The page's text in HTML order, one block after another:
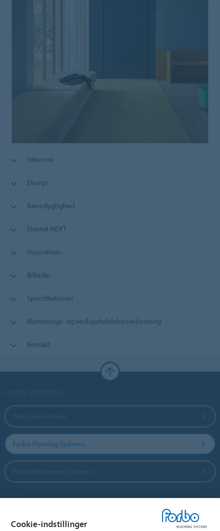
Ydeevne
Design
Bæredygtighed
Eternal NEXT
Inspiration
Billeder
Specifikationer
Monterings- og vedligeholdelsesvejledning
Kontakt
Forbo Flooring Systems
Cookie-indstillinger